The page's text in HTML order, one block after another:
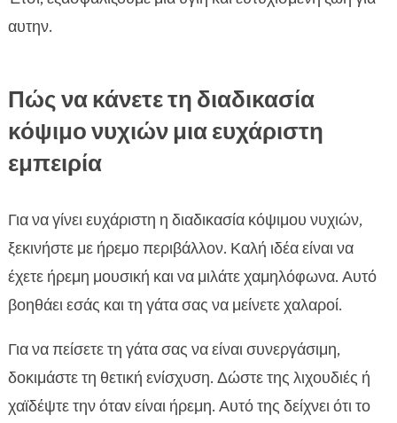
αυτην.
Πώς να κάνετε τη διαδικασία
κόψιμο νυχιών μια ευχάριστη
εμπειρία
Για να γίνει ευχάριστη η διαδικασία κόψιμου νυχιών,
ξεκινήστε με ήρεμο περιβάλλον. Καλή ιδέα είναι να
έχετε ήρεμη μουσική και να μιλάτε χαμηλόφωνα. Αυτό
βοηθάει εσάς και τη γάτα σας να μείνετε χαλαροί.
Για να πείσετε τη γάτα σας να είναι συνεργάσιμη,
δοκιμάστε τη θετική ενίσχυση. Δώστε της λιχουδιές ή
χαϊδέψτε την όταν είναι ήρεμη. Αυτό της δείχνει ότι το